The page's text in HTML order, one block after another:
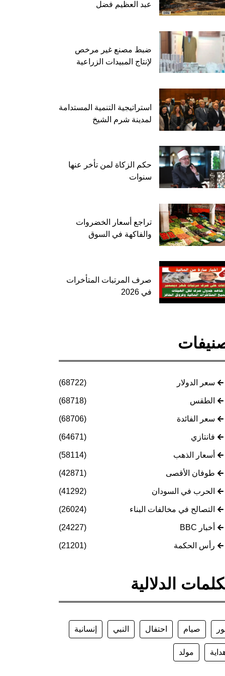
عبد العظيم فضل
ضبط مصنع غير مرخص
لإنتاج المبيدات الزراعية
استراتيجية التنمية المستدامة
لمدينة شرم الشيخ
حكم الزكاة لمن تأخر عنها
سنوات
تراجع أسعار الخضروات
والفاكهة في السوق
صرف المرتبات المتأخرات
في 2026
سعر الدولار (68722)
الطقس (68718)
سعر الفائدة (68706)
فانتازي (64671)
أسعار الذهب (58114)
طوفان الأقصى (42871)
الحرب في السودان (41292)
التصالح في مخالفات البناء (26024)
أخبار BBC (24227)
رأس الحكمة (21201)
الدلالية
صيام احتفال النبي إنسانية
مولد